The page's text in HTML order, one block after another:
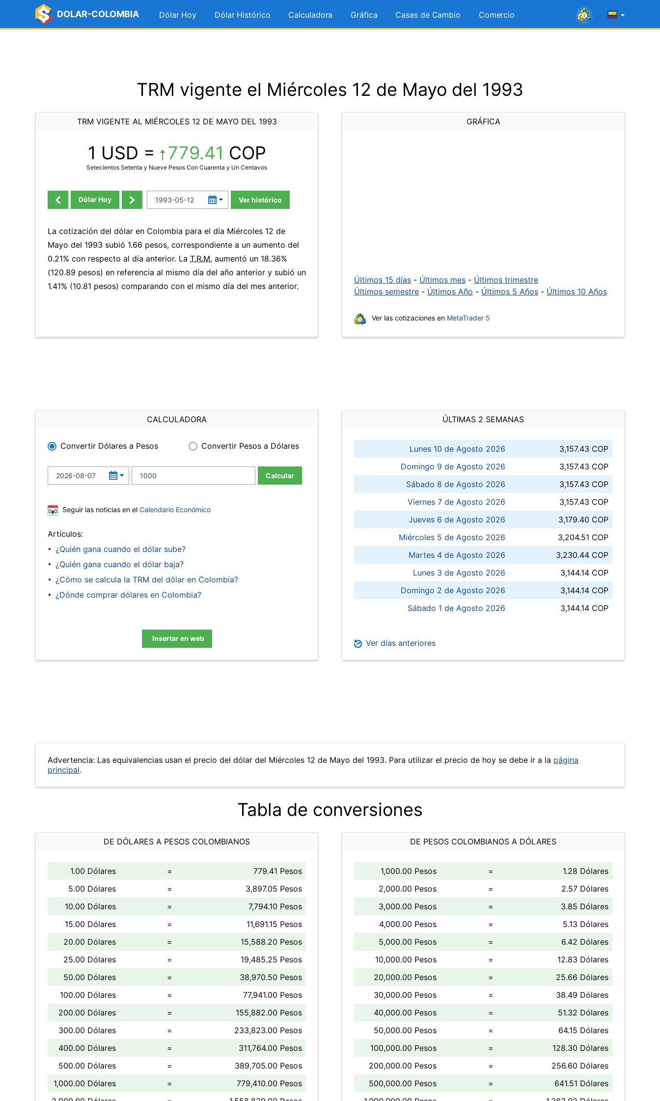
DOLAR-COLOMBIA Dólar Hoy Dólar Histórico Calculadora Gráfica Casas de Cambio Comercio
TRM vigente el Miércoles 12 de Mayo del 1993
TRM VIGENTE AL MIÉRCOLES 12 DE MAYO DEL 1993
1 USD = 779.41 COP
Setecientos Setenta y Nueve Pesos Con Cuarenta y Un Centavos
Dólar Hoy Ver histórico
La cotización del dólar en Colombia para el día Miércoles 12 de
Mayo del 1993 subió 1.66 pesos, correspondiente a un aumento del
0.21% con respecto al día anterior. La T.R.M. aumentó un 18.36%
(120.89 pesos) en referencia al mismo día del año anterior y subió un
1.41% (10.81 pesos) comparando con el mismo día del mes anterior.
GRÁFICA
Últimos 15 días - Últimos mes - Últimos trimestre
Últimos semestre - Últimos Año - Últimos 5 Años - Últimos 10 Años
Ver las cotizaciones en MetaTrader 5
CALCULADORA
Convertir Dólares a Pesos Convertir Pesos a Dólares
Calcular
Seguir las noticias en el Calendario Económico
Artículos:
¿Quién gana cuando el dólar sube?
¿Quién gana cuando el dólar baja?
¿Cómo se calcula la TRM del dólar en Colombia?
¿Dónde comprar dólares en Colombia?
Insertar en web
ÚLTIMAS 2 SEMANAS
Lunes 10 de Agosto 2026
3,157.43 COP
Domingo 9 de Agosto 2026
3,157.43 COP
Sábado 8 de Agosto 2026
3,157.43 COP
Viernes 7 de Agosto 2026
3,157.43 COP
Jueves 6 de Agosto 2026
3,179.40 COP
Miércoles 5 de Agosto 2026
3,204.51 COP
Martes 4 de Agosto 2026
3,230.44 COP
Lunes 3 de Agosto 2026
3,144.14 COP
Domingo 2 de Agosto 2026
3,144.14 COP
Sábado 1 de Agosto 2026
3,144.14 COP
Ver días anteriores
Advertencia: Las equivalencias usan el precio del dólar del Miércoles 12 de Mayo del 1993. Para utilizar el precio de hoy se debe ir a la página
principal.
Tabla de conversiones
DE DÓLARES A PESOS COLOMBIANOS
1.00 Dólares =
779.41 Pesos
5.00 Dólares
=
3,897.05 Pesos
10.00 Dólares
=
7,794.10 Pesos
15.00 Dólares
=
11,691.15 Pesos
20.00 Dólares
=
15,588.20 Pesos
25.00 Dólares
=
19,485.25 Pesos
50.00 Dólares
=
38,970.50 Pesos
100.00 Dólares
=
77,941.00 Pesos
200.00 Dólares
=
155,882.00 Pesos
300.00 Dólares
=
233,823.00 Pesos
400.00 Dólares
=
311,764.00 Pesos
500.00 Dólares
=
389,705.00 Pesos
1,000.00 Dólares
=
779,410.00 Pesos
DE PESOS COLOMBIANOS A DÓLARES
1,000.00 Pesos =
1.28 Dólares
2,000.00 Pesos
=
2.57 Dólares
3,000.00 Pesos
=
3.85 Dólares
4,000.00 Pesos
=
5.13 Dólares
5,000.00 Pesos
=
6.42 Dólares
10,000.00 Pesos
=
12.83 Dólares
20,000.00 Pesos
=
25.66 Dólares
30,000.00 Pesos
=
38.49 Dólares
40,000.00 Pesos
=
51.32 Dólares
50,000.00 Pesos
=
64.15 Dólares
100,000.00 Pesos
=
128.30 Dólares
200,000.00 Pesos
=
256.60 Dólares
500,000.00 Pesos
=
641.51 Dólares